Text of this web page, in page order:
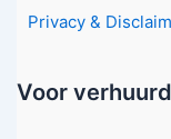
Privacy &
Voor